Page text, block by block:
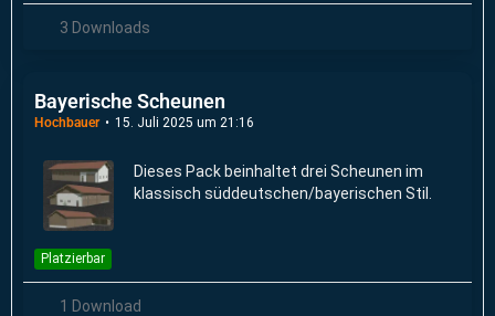
3 Downloads
Bayerische Scheunen
Hochbauer 15. Juli 2025 um 21:16
Dieses Pack beinhaltet drei Scheunen im
klassisch süddeutschen/bayerischen Stil.
Platzierbar
1 Download